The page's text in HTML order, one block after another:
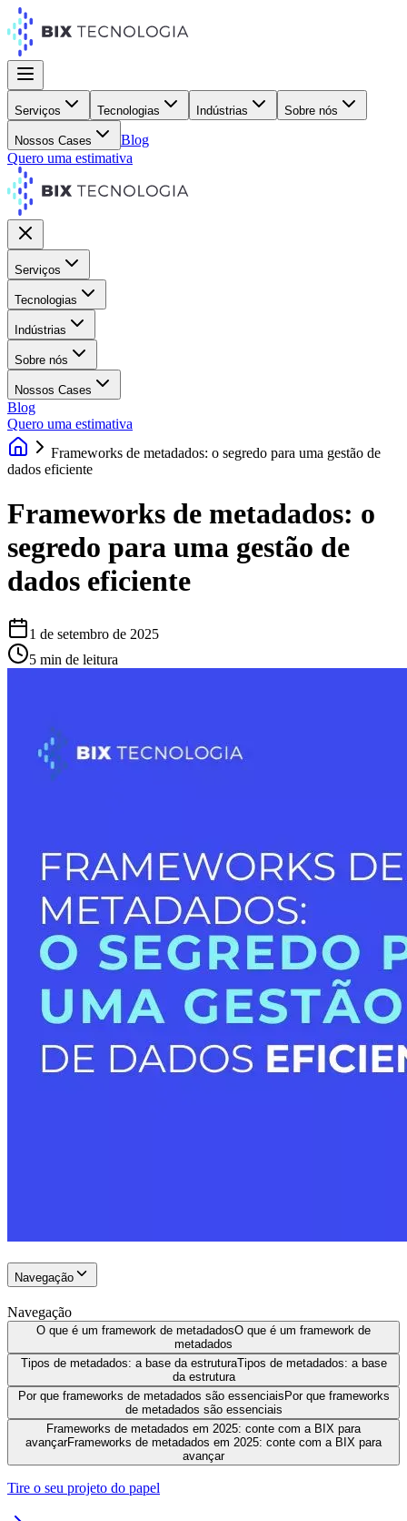
Serviços Tecnologias Indústrias Sobre nós
Nossos Cases
Blog
Quero uma estimativa
Serviços
Tecnologias
Indústrias
Sobre nós
Nossos Cases
Blog
Quero uma estimativa
Frameworks de metadados: o segredo para uma gestão de
dados eficiente
Frameworks de metadados: o
segredo para uma gestão de
dados eficiente
1 de setembro de 2025
5 min de leitura
Navegação
Navegação
O que é um framework de metadadosO que é um framework de
metadados
Tipos de metadados: a base da estruturaTipos de metadados: a base
da estrutura
Por que frameworks de metadados são essenciais Por que frameworks
de metadados são essenciais
Frameworks de metadados em 2025: conte com a BIX para
avançarFrameworks de metadados em 2025: conte com a BIX para
avançar
Tire o seu projeto do papel